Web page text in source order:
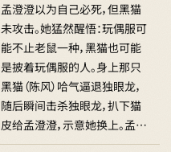
孟澄澄以为自己必死，但黑猫
未攻击。她猛然醒悟：玩偶服可
能不止老鼠一种，黑猫也可能
是披着玩偶服的人。身上那只
黑猫（陈风）哈气逼退独眼龙，
随后瞬间击杀独眼龙，扒下猫
皮给孟澄澄，示意她换上。孟…